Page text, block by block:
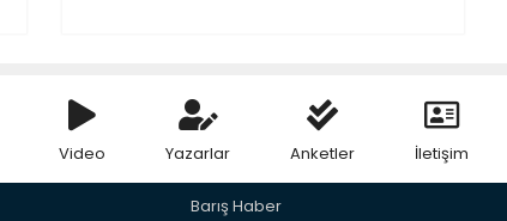
Video Yazarlar Anketler İletişim
Barış Haber